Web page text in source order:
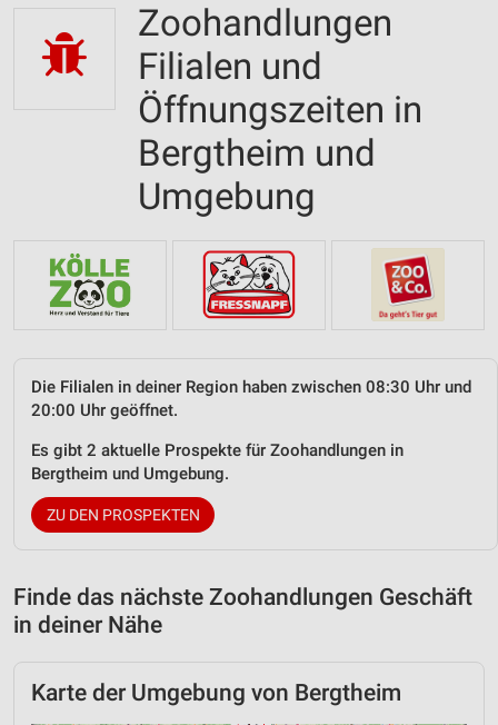
Zoohandlungen
Filialen und
Öffnungszeiten in
Bergtheim und
Umgebung
Die Filialen in deiner Region haben zwischen 08:30 Uhr und
20:00 Uhr geöffnet.
Es gibt 2 aktuelle Prospekte für Zoohandlungen in
Bergtheim und Umgebung.
ZU DEN PROSPEKTEN
Finde das nächste Zoohandlungen Geschäft
in deiner Nähe
Karte der Umgebung von Bergtheim